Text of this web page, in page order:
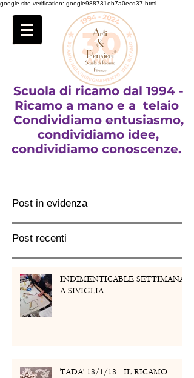
google-site-verification: google988731eb7a0ecd37.html
Scuola di ricamo dal 1994 -
Ricamo a mano e a telaio
Condividiamo entusiasmo,
condividiamo idee,
condividiamo conoscenze.
Post in evidenza
Post recenti
INDIMENTICABLE SETTIMANA
A SIVIGLIA
TADA' 18/1/18 - IL RICAMO